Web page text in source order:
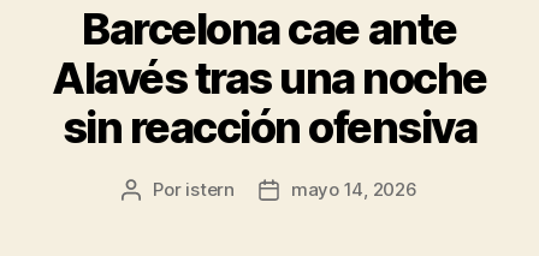
Barcelona cae ante
Alavés tras una noche
sin reacción ofensiva
Autor
Por istern
Fechamayo 14, 2026